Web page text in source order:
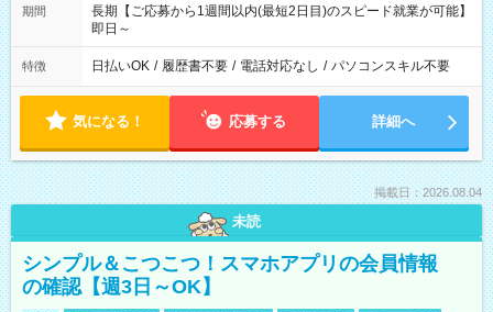
期間
長期【ご応募から1週間以内(最短2日目)のスピード就業が可能】
即日～
特徴 日払いOK / 履歴書不要 / 電話対応なし / パソコンスキル不要
気になる！ 応募する 詳細へ
掲載日：2026.08.04
未読
シンプル＆こつこつ！スマホアプリの会員情報
の確認【週3日～OK】